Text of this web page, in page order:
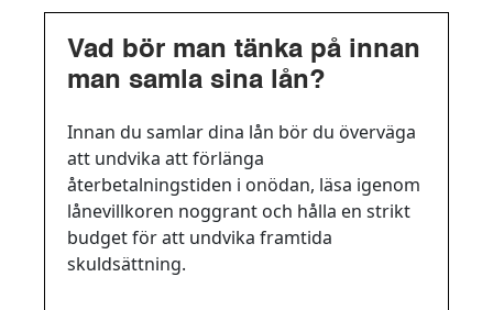
Vad bör man tänka på innan
man samla sina lån?
Innan du samlar dina lån bör du överväga
att undvika att förlänga
återbetalningstiden i onödan, läsa igenom
lånevillkoren noggrant och hålla en strikt
budget för att undvika framtida
skuldsättning.